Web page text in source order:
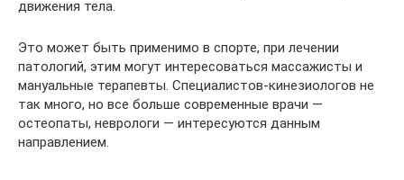
движения тела.
Это может быть применимо в спорте, при лечении
патологий, этим могут интересоваться массажисты и
мануальные терапевты. Специалистов-кинезиологов не
так много, но все больше современные врачи —
остеопаты, неврологи — интересуются данным
направлением.